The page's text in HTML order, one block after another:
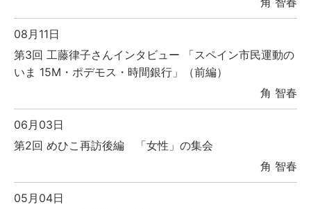
08月11日
第3回 工藤律子さんインタビュー 「スペイン市民運動の
いま 15M・ポデモス・時間銀行」（前編）
角 智春
06月03日
第2回 めひこ再訪後編 「女性」の集会
角 智春
05月04日